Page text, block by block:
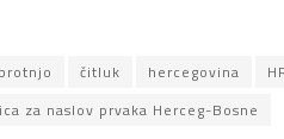
brotnjo čitluk hercegovina
za naslov prvaka Herceg-Bosne